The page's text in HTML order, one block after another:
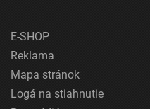
E-SHOP
Reklama
Mapa stránok
Logá na stiahnutie